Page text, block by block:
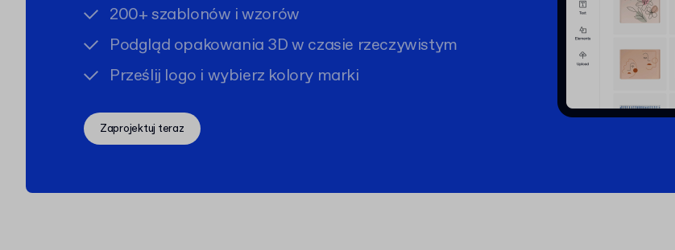
200+ szablonów i wzorów
Podgląd opakowania 3D w czasie rzeczywistym
Prześlij logo i wybierz kolory marki
Zaprojektuj teraz